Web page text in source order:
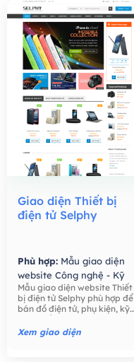
Giao diện Thiết bị
điện tử Selphy
Phù hợp: Mẫu giao diện
website Công nghệ - Kỹ
thuật số,Mẫu giao diện
website Bán hàng -
Thương mại điện tử,
Mẫu giao diện website Thiết
bị điện tử Selphy phù hợp để
bán đồ điện tử, phụ kiện, kỹ
thuật số như điện thoại, máy
tính, máy ảnh, các phụ kiện
điện tử,….
Xem giao diện